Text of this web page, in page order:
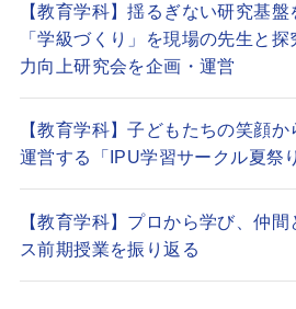
【教育学科】揺るぎない研究基
「学級づくり」を現場の先生と
力向上研究会を企画・運営
【教育学科】子どもたちの笑顔
運営する「IPU学習サークル夏祭
【教育学科】プロから学び、仲
ス前期授業を振り返る